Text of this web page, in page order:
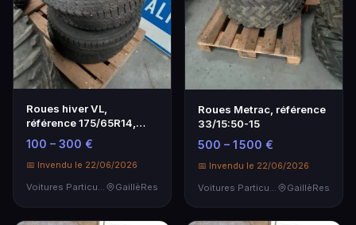
Roues hiver VL,
référence 175/65R14,
82T
100 – 300 €
📅 Invendu le 22/06/2026
GaillèRes
Roues Metrac, référence
33/15:50-15
500 – 1 500 €
📅 Invendu le 22/06/2026
GaillèRes